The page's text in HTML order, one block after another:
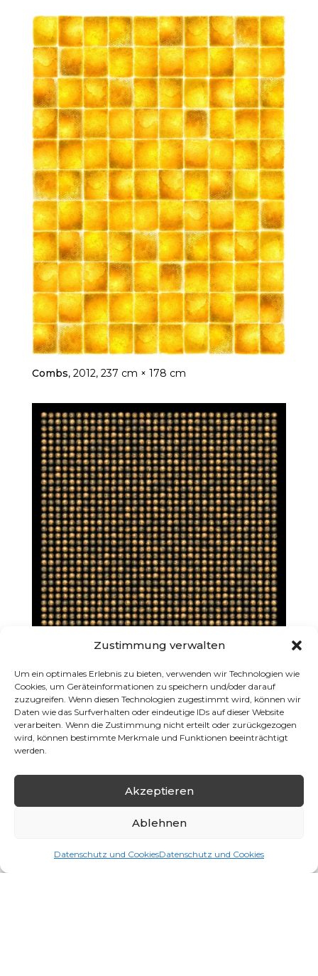
Zustimmung verwalten
Um ein optimales Erlebnis zu bieten, verwenden wir Technologien wie
Cookies, um Geräteinformationen zu speichern und/oder darauf
zuzugreifen. Wenn diesen Technologien zugestimmt wird, können wir
Daten wie das Surfverhalten oder eindeutige IDs auf dieser Website
verarbeiten. Wenn die Zustimmung nicht erteilt oder zurückgezogen
wird, können bestimmte Merkmale und Funktionen beeinträchtigt
werden.
Akzeptieren
Ablehnen
Datenschutz und CookiesDatenschutz und Cookies
Combs, 2012, 237 cm × 178 cm